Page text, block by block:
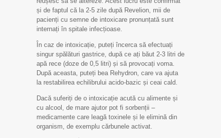
și de faptul că la 2-5 zile după Revelion, mii de
pacienți cu semne de intoxicare pronunțată sunt
internați în spitale infecțioase.
În caz de intoxicație, puteți încerca să efectuați
singur spălături gastrice, după ce ați băut 2-3 litri de
apă rece (doze de 0,5 litri) și să provocați voma.
După aceasta, puteți bea Rehydron, care va ajuta
la restabilirea echilibrului acido-bazic și ceai cald.
Dacă suferiți de o intoxicație acută cu alimente și
cu alcool, de mare ajutor pot fi sorbenții –
medicamente care leagă toxinele și le elimină din
organism, de exemplu cărbunele activat.